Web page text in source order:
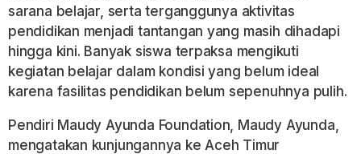
sarana belajar, serta terganggunya aktivitas
pendidikan menjadi tantangan yang masih dihadapi
hingga kini. Banyak siswa terpaksa mengikuti
kegiatan belajar dalam kondisi yang belum ideal
karena fasilitas pendidikan belum sepenuhnya pulih.
Pendiri Maudy Ayunda Foundation, Maudy Ayunda,
mengatakan kunjungannya ke Aceh Timur